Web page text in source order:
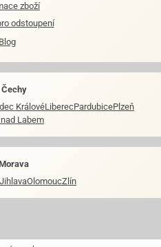
zboží
odstoupení
Blog
Čechy
KrálovéLiberecPardubicePlzeň
Labem
JihlavaOlomoucZlín